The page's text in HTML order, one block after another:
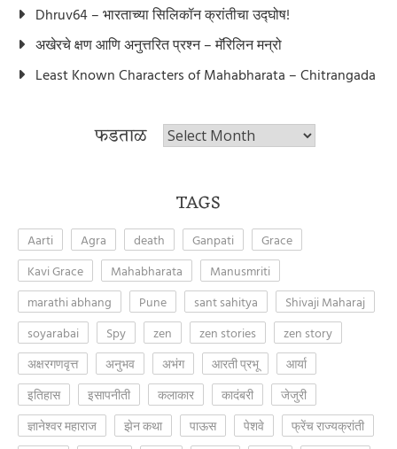
Dhruv64 – भारताच्या सिलिकॉन क्रांतीचा उद्घोष!
अखेरचे क्षण आणि अनुत्तरित प्रश्न – मॅरिलिन मन्रो
Least Known Characters of Mahabharata – Chitrangada
फडताळ फडताळ
TAGS
Aarti Agra death Ganpati
Grace
Kavi Grace
Mahabharata
Manusmriti
marathi abhang
Pune sant sahitya
Shivaji Maharaj
soyarabai
Spy zen zen stories
zen story
अक्षरगणवृत्त
अनुभव अभंग आरती प्रभू
आर्या
इतिहास
इसापनीती कलाकार कादंबरी
जेजुरी
ज्ञानेश्वर महाराज
झेन कथा पाऊस पेशवे
फ्रेंच राज्यक्रांती